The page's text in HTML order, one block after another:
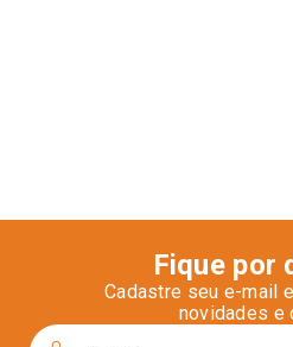
Fique por
Cadastre seu e-mail
novidades e